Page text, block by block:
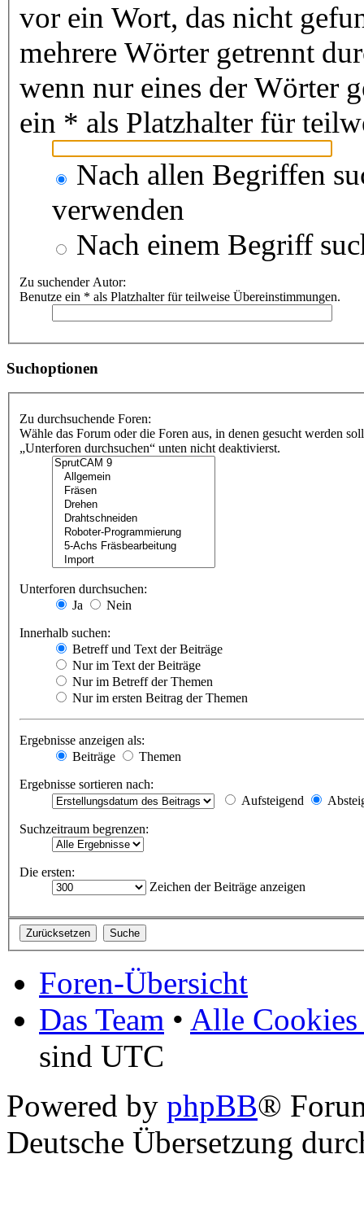
vor ein Wort, das nicht
mehrere Wörter getrennt
wenn nur eines der Wörter
ein * als Platzhalter für
Nach allen Begriffen
verwenden
Nach einem Begriff
Zu suchender Autor:
Benutze ein * als Platzhalter für teilweise Übereinstimmungen.
Suchoptionen
Zu durchsuchende Foren:
Wähle das Forum oder die Foren aus, in denen gesucht werden
„Unterforen durchsuchen“ unten nicht deaktivierst.
Unterforen durchsuchen:
Ja
Nein
Innerhalb suchen:
Betreff und Text der Beiträge
Nur im Text der Beiträge
Nur im Betreff der Themen
Nur im ersten Beitrag der Themen
Ergebnisse anzeigen als:
Beiträge
Themen
Ergebnisse sortieren nach:
Aufsteigend
Suchzeitraum begrenzen:
Die ersten:
Zeichen der Beiträge anzeigen
Foren-Übersicht
Das Team • Alle Cookies
sind UTC
Powered by phpBB®
Deutsche Übersetzung